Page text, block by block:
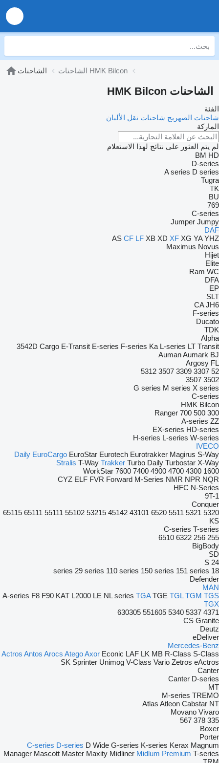
الشاحنات الشاحنات HMK Bilcon
الشاحنات HMK Bilcon
الفئة
شاحنات الصهريج شاحنات نقل الألبان
الماركة
لم يتم العثور على نتائج لهذا الاستعلام
BM HD
D-series
A series D series
Tugra
TK
BU
769
C-series
Jumper Jumpy
DAF
AS CF LF XB XD XF XG YA YHZ
Maximus Novus
Hijet
Elite
Ram WC
DFA
EP
SLT
CA JH6
F-series
Ducato
TDK
Alpha
3542D Cargo E-Transit E-series F-series Ka L-series LT Transit
AumanAumark BJ
Argosy FL
52
3307
3309
3507
5312
3502
3507
G series M series X series
C-series
HMK Bilcon
300
500
700
Ranger
A-series ZZ
EX-series HD-series
H-series L-series W-series
IVECO
Daily EuroCargo EuroStar Eurotech Eurotrakker Magirus S-Way
Stralis T-Way Trakker Turbo Daily Turbostar X-Way
1600
4300
4700
4900
7400
7600
WorkStar
CYZ ELF FVR Forward M-Series NMR NPR NQR
HFC N-Series
9T-1
Conquer
5320
5321
5511
6520
43101
45142
53215
55102
55111
65111
65115
KS
C-series T-series
255
256
6322
6510
BigBody
SD
S 24
18 series
29 series 110 series 150 series 151 series
Defender
MAN
A-series F8 F90 KAT L2000 LE NL series TGA TGE TGL TGM TGS
TGX
4371
5337
5340
551605
630305
CS Granite
Deutz
eDeliver
Mercedes-Benz
Actros Antos Arocs AtegoAxor Econic LAF LK MB R-Class S-Class
SK Sprinter Unimog V-Class Vario Zetros eActros
Canter
Canter D-series
MT
M-series TREMO
Atlas Atleon Cabstar NT
Movano Vivaro
335
378
567
Boxer
Porter
C-series D-series D Wide G-series K-series Kerax Magnum
Manager Mascott Master Maxity Midliner Midlum Premium T-series